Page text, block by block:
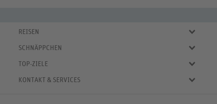
REISEN
Eigene Anreise
Städtereisen
SCHNÄPPCHEN
Aktuelle Reiseangebote
Online-Deals
TOP-ZIELE
Urlaub in Deutschland
KONTAKT & SERVICES